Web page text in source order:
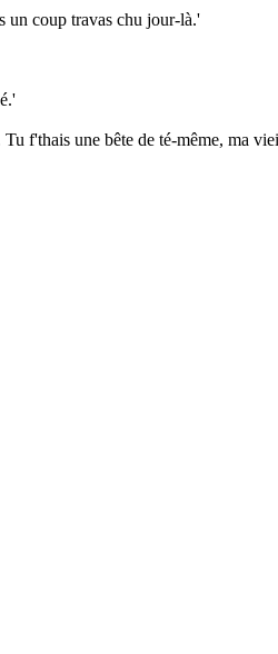
un coup travas chu jour-là.'
Tu f'thais une bête de té-même, ma